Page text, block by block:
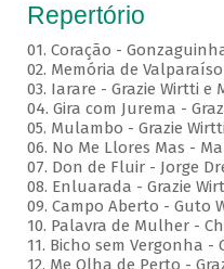
Repertório
01. Coração -
02. Memória de
03. Iarare - Grazie Wirtti e
04. Gira com Jurema -
05. Mulambo - Grazie Wirtti
06. No Me Llores Mas -
07. Don de Fluir - Jorge
08. Enluarada - Grazie
09. Campo Aberto - Guto
10. Palavra de Mulher -
11. Bicho sem Vergonha -